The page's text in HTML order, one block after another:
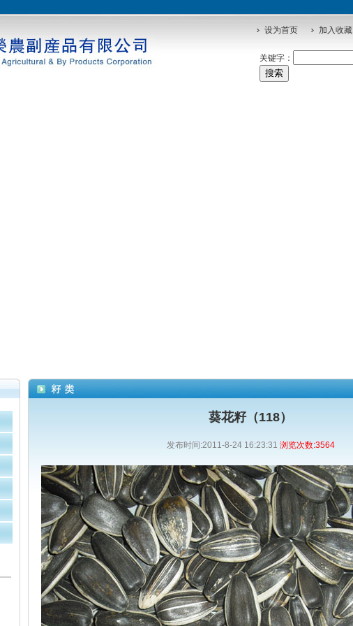
设为首页 加入收藏
关键字：
葵花籽（118）
发布时间:2011-8-24 16:23:31 浏览次数:3564